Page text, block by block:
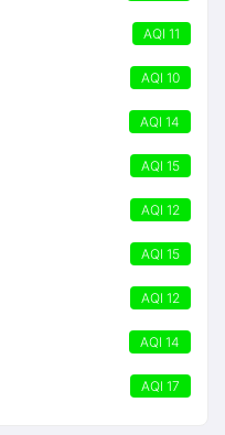
AQI 11
AQI 10
AQI 14
AQI 15
AQI 12
AQI 15
AQI 12
AQI 14
AQI 17